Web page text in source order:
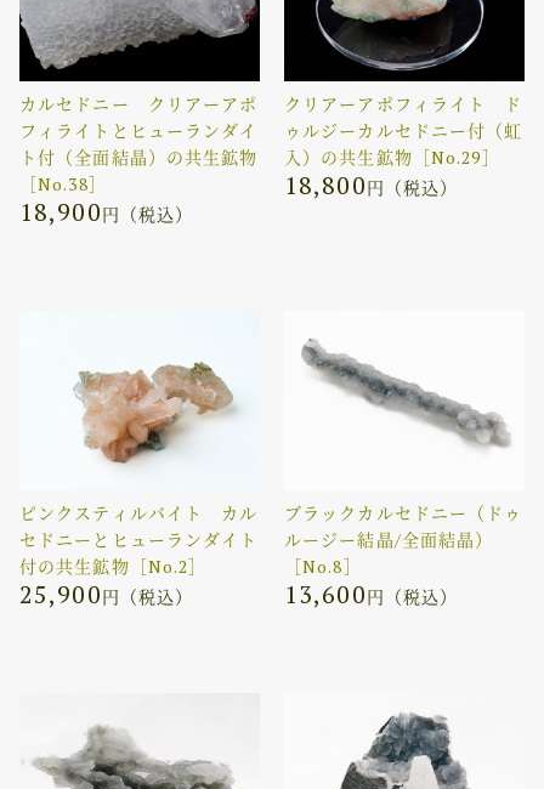
カルセドニー クリアーアポ
フィライトとヒューランダイ
ト付（全面結晶）の共生鉱物
［No.38］
18,900円（税込）
クリアーアポフィライト ド
ゥルジーカルセドニー付（虹
入）の共生鉱物［No.29］
18,800円（税込）
ピンクスティルバイト カル
セドニーとヒューランダイト
付の共生鉱物［No.2］
25,900円（税込）
ブラックカルセドニー（ドゥ
ルージー結晶/全面結晶）
［No.8］
13,600円（税込）